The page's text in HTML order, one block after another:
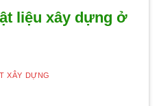
liệu xây dựng ở
XÂY DỰNG